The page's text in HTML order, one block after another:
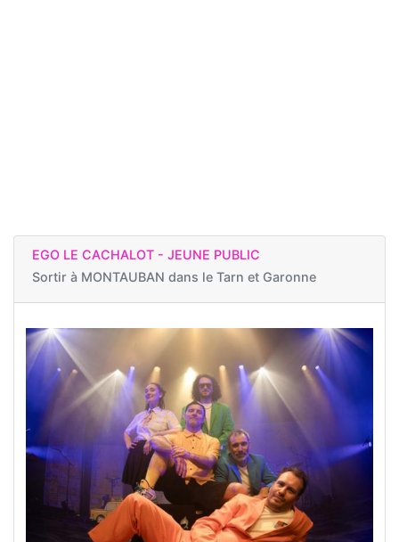
EGO LE CACHALOT - JEUNE PUBLIC
Sortir à MONTAUBAN dans le Tarn et Garonne